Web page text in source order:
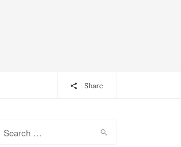
Share